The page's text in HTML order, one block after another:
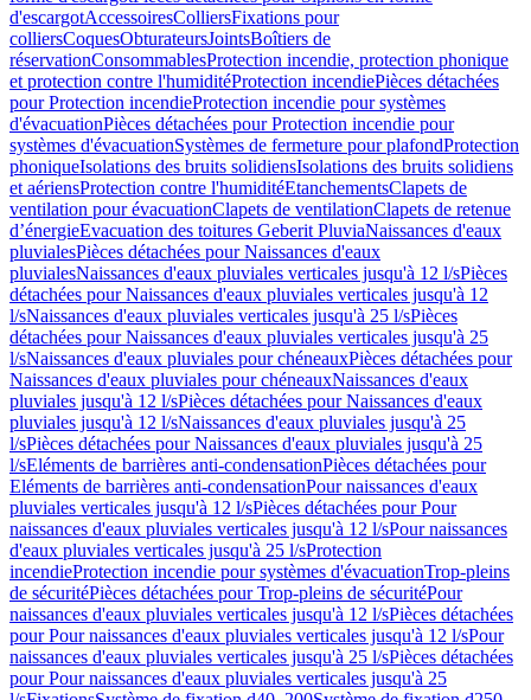
d'escargotAccessoiresColliersFixations pour
colliersCoquesObturateursJointsBoîtiers de
réservationConsommablesProtection incendie, protection phonique
et protection contre l'humiditéProtection incendiePièces détachées
pour Protection incendieProtection incendie pour systèmes
d'évacuationPièces détachées pour Protection incendie pour
systèmes d'évacuationSystèmes de fermeture pour plafondProtection
phoniqueIsolations des bruits solidiensIsolations des bruits solidiens
et aériensProtection contre l'humiditéEtanchementsClapets de
ventilation pour évacuationClapets de ventilationClapets de retenue
d’énergieEvacuation des toitures Geberit PluviaNaissances d'eaux
pluvialesPièces détachées pour Naissances d'eaux
pluvialesNaissances d'eaux pluviales verticales jusqu'à 12 l/sPièces
détachées pour Naissances d'eaux pluviales verticales jusqu'à 12
l/sNaissances d'eaux pluviales verticales jusqu'à 25 l/sPièces
détachées pour Naissances d'eaux pluviales verticales jusqu'à 25
l/sNaissances d'eaux pluviales pour chéneauxPièces détachées pour
Naissances d'eaux pluviales pour chéneauxNaissances d'eaux
pluviales jusqu'à 12 l/sPièces détachées pour Naissances d'eaux
pluviales jusqu'à 12 l/sNaissances d'eaux pluviales jusqu'à 25
l/sPièces détachées pour Naissances d'eaux pluviales jusqu'à 25
l/sEléments de barrières anti-condensationPièces détachées pour
Eléments de barrières anti-condensationPour naissances d'eaux
pluviales verticales jusqu'à 12 l/sPièces détachées pour Pour
naissances d'eaux pluviales verticales jusqu'à 12 l/sPour naissances
d'eaux pluviales verticales jusqu'à 25 l/sProtection
incendieProtection incendie pour systèmes d'évacuationTrop-pleins
de sécuritéPièces détachées pour Trop-pleins de sécuritéPour
naissances d'eaux pluviales verticales jusqu'à 12 l/sPièces détachées
pour Pour naissances d'eaux pluviales verticales jusqu'à 12 l/sPour
naissances d'eaux pluviales verticales jusqu'à 25 l/sPièces détachées
pour Pour naissances d'eaux pluviales verticales jusqu'à 25